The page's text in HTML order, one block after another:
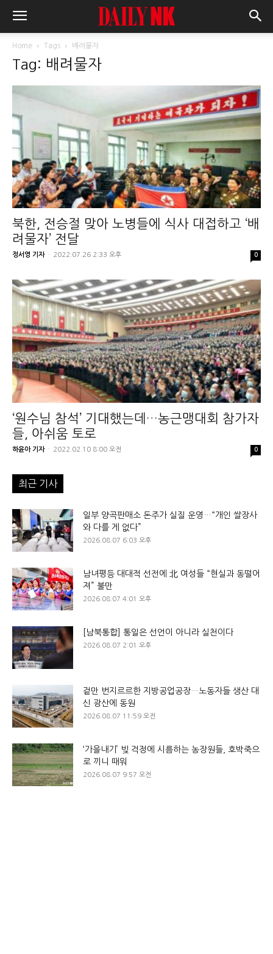
Home Tags 배려물자
Tag: 배려물자
북한, 전승절 맞아 노병들에 식사 대접하고 ‘배
려물자’ 전달
정서영 기자 - 2022.07.26 2:33 오후 0
‘원수님 참석’ 기대했는데…농근맹대회 참가자
들, 아쉬움 토로
하윤아 기자 - 2022.02.10 8:00 오전 0
최근 기사
일부 양곡판매소 돈주가 실질 운영…“개인 쌀장사
와 다를 게 없다”
2026.08.07 6:03 오후
남녀평등 대대적 선전에 北 여성들 “현실과 동떨어
져” 불만
2026.08.07 4:01 오후
[남북통합] 통일은 선언이 아니라 실천이다
2026.08.07 2:01 오후
겉만 번지르르한 지방공업공장…노동자들 생산 대
신 광산에 동원
2026.08.07 11:59 오전
‘가을내기’ 빚 걱정에 시름하는 농장원들, 호박죽으
로 끼니 때워
2026.08.07 9:57 오전